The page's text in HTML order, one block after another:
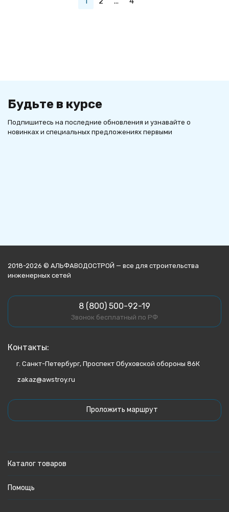
Будьте в курсе
Подпишитесь на последние обновления и узнавайте о
новинках и специальных предложениях первыми
2018-2026 © АЛЬФАВОДОСТРОЙ — все для строительства
инженерных сетей
8 (800) 500-92-19
Звонок бесплатный по РФ
Контакты:
г. Санкт-Петербург, Проспект Обуховской обороны 86К
zakaz@awstroy.ru
Проложить маршрут
Каталог товаров
Помощь